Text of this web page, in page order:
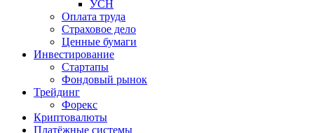
УСН
Оплата труда
Страховое дело
Ценные бумаги
Инвестирование
Стартапы
Фондовый рынок
Трейдинг
Форекс
Криптовалюты
Платёжные системы